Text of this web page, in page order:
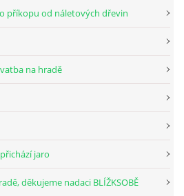
příkopu od náletových dřevin
na hradě
jaro
děkujeme nadaci BLÍŽKSOBĚ